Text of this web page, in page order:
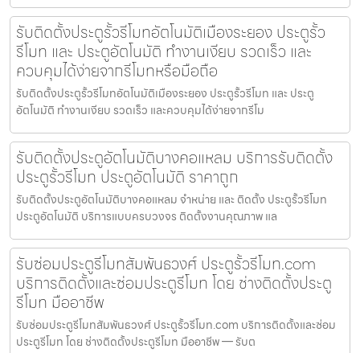
รับติดตั้งประตูรั้วรีโมทอัตโนมัติเมืองระยอง ประตูรั้ว
รีโมท และ ประตูอัตโนมัติ ทำงานเงียบ รวดเร็ว และ
ควบคุมได้ง่ายจากรีโมทหรือมือถือ
รับติดตั้งประตูรั้วรีโมทอัตโนมัติเมืองระยอง ประตูรั้วรีโมท และ ประตู
อัตโนมัติ ทำงานเงียบ รวดเร็ว และควบคุมได้ง่ายจากรีโม
รับติดตั้งประตูอัตโนมัติบางคอแหลม บริการรับติดตั้ง
ประตูรั้วรีโมท ประตูอัตโนมัติ ราคาถูก
รับติดตั้งประตูอัตโนมัติบางคอแหลม จำหน่าย และ ติดตั้ง ประตูรั้วรีโมท
ประตูอัตโนมัติ บริการแบบครบวงจร ติดตั้งงานคุณภาพ แล
รับซ่อมประตูรีโมทสัมพันธวงศ์ ประตูรั้วรีโมท.com
บริการติดตั้งและซ่อมประตูรีโมท โดย ช่างติดตั้งประตู
รีโมท มืออาชีพ
รับซ่อมประตูรีโมทสัมพันธวงศ์ ประตูรั้วรีโมท.com บริการติดตั้งและซ่อม
ประตูรีโมท โดย ช่างติดตั้งประตูรีโมท มืออาชีพ — รับต